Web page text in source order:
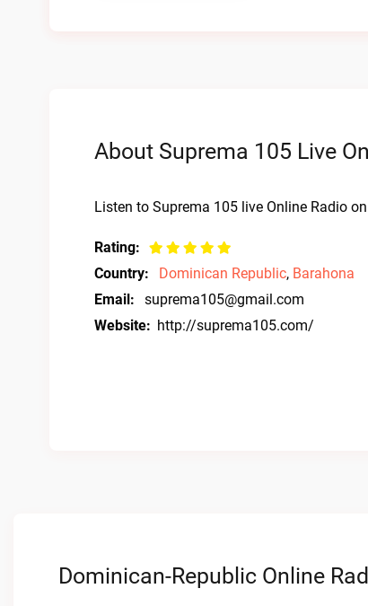
About Suprema 105 Live
Listen to Suprema 105 live Online Radio
Rating:
Country:
Dominican Republic, Barahona
Email:
suprema105@gmail.com
Website: http://suprema105.com/
Dominican-Republic Online